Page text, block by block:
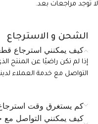
لا توجد مراجعات بعد.
الشحن و الاسترجاع
كيف يمكنني استرجاع
إذا لم تكن راضيًا عن المنتج
التواصل مع خدمة العملاء لدينا في غضون 14
كم يستغرق وقت استرجاع
كيف يمكنني التواصل مع